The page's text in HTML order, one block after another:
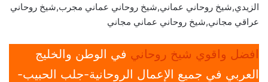
الزيدي,شيخ روحاني عماني,شيخ روحاني عماني مجرب,شيخ روحاني
عراقي مجاني,شيخ روحاني عماني مجاني
افضل واقوي شيخ روحاني في الوطن والخليج
العربي في جميع الإعمال الروحانية-جلب الحبيب-